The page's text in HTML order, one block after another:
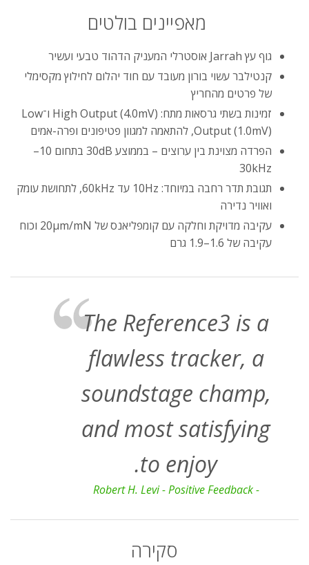
מאפיינים בולטים
גוף עץ Jarrah אוסטרלי המעניק הדהוד טבעי ועשיר
קנטילבר עשוי בורון מעובד עם חוד יהלום לחילוץ מקסימלי
של פרטים מהחריץ
זמינות בשתי גרסאות מתח: High Output (4.0mV) ו־Low
Output (1.0mV), להתאמה למגוון פטיפונים ופרה-אמים
הפרדה מצוינת בין ערוצים – בממוצע 30dB בתחום 10–
30kHz
תגובת תדר רחבה במיוחד: 10Hz עד 60kHz, לתחושת עומק
ואוויר נדירה
עקיבה מדויקת וחלקה עם קומפליאנס של 20μm/mN וכוח
עקיבה של 1.6–1.9 גרם
The Reference3 is a
flawless tracker, a
soundstage champ,
and most satisfying
to enjoy.
- Robert H. Levi - Positive Feedback
סקירה